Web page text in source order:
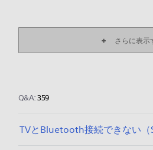
さらに表示
Q&A:359
TVとBluetooth接続できない（